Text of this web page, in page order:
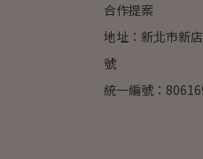
合作提案
地址：新北市新
號
統一編號：